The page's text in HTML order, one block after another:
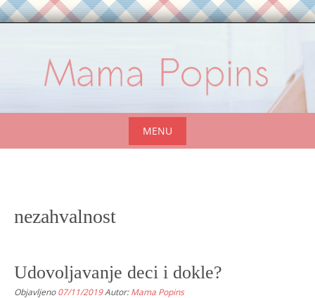
MENU
nezahvalnost
Udovoljavanje deci i dokle?
Objavljeno07/11/2019Autor:Mama Popins